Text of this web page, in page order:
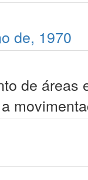
de, 1970
de